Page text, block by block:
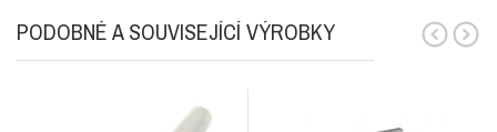
PODOBNÉ A SOUVISEJÍCÍ VÝROBKY